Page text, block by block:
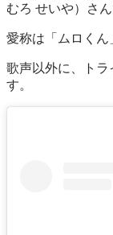
むろ せいや）さん
愛称は「ムロくん
歌声以外に、トラ
す。